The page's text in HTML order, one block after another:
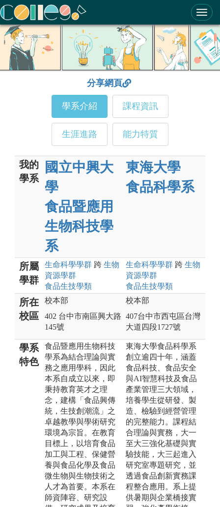
ColleGo! 大學選才與高中育才輔助系統
分享網頁
學系介紹 課程資訊
生涯進路 能力特質
我的
學系
國立中興大
學
食品暨應用
生物科技學
系
東海大學
食品科學系
所屬
學群
生命科學學群 跨 生物
資源學群
食品生技學類
生命科學學群 跨 生物
資源學群
食品生技學類
所在
校區
校本部
402 台中市南區興大路
145號
校本部
407台中市西屯區台灣
大道四段1727號
學系
特色
食品暨應用生物科技
學系為結合理論與實
務之應用學科，因此
本系自成立以來，即
秉持教育英才之理
念，建構「食品興傳
統，生技創潮流」之
卓越教學與學術研究
環境為宗旨。在教育
目標上，以培育食品
加工與工程、保健營
養與食品化學及食品
微生物與生物技術之
人才為首要。本系在
師資陣容、研究設
東海大學食品科學系
創立逾四十年，涵蓋
食品科技、食品安全
與AI智慧科技及食品
產業管理三大領域，
培養學生從研發、製
造、檢驗到經營管理
的完整能力。課程結
合理論與實務，大一
至大三強化基礎與實
驗技能，大三起進入
研究室專題研究，並
透過食品創新實務課
程整合應用。系上提
供暑期與企業橋接實